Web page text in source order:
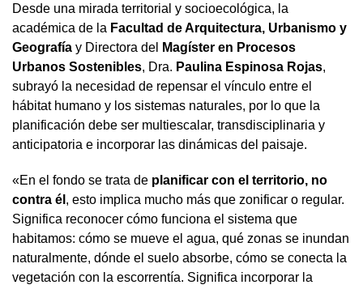
Desde una mirada territorial y socioecológica, la
académica de la Facultad de Arquitectura, Urbanismo y
Geografía y Directora del
Magíster en Procesos
Urbanos Sostenibles, Dra. Paulina Espinosa Rojas,
subrayó la necesidad de repensar el vínculo entre el
hábitat humano y los sistemas naturales, por lo que la
planificación debe ser multiescalar, transdisciplinaria y
anticipatoria e incorporar las dinámicas del paisaje.
«En el fondo se trata de planificar con el territorio, no
contra él , esto implica mucho más que zonificar o regular.
Significa reconocer cómo funciona el sistema que
habitamos: cómo se mueve el agua, qué zonas se inundan
naturalmente, dónde el suelo absorbe, cómo se conecta la
vegetación con la escorrentía. Significa incorporar la